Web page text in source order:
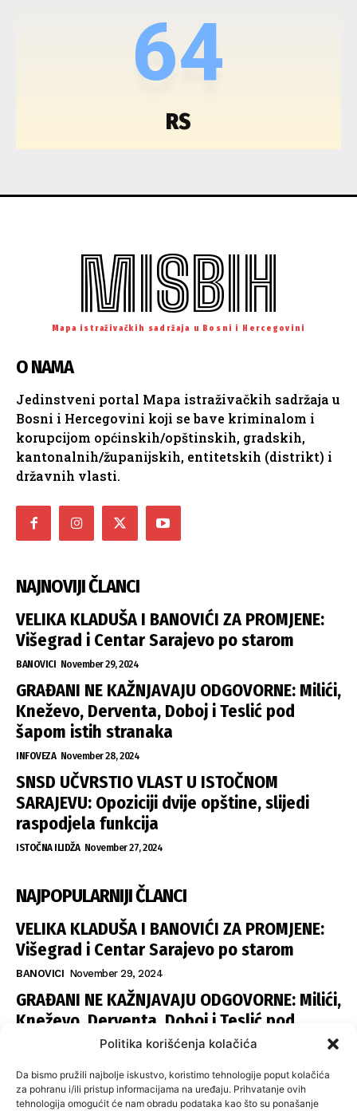
Politika korišćenja kolačića
Da bismo pružili najbolje iskustvo, koristimo tehnologije poput kolačića
za pohranu i/ili pristup informacijama na uređaju. Prihvatanje ovih
tehnologija omogućit će nam obradu podataka kao što su ponašanje
64
RS
MISBIH
Mapa istraživačkih sadržaja u Bosni i Hercegovini
O NAMA
Jedinstveni portal Mapa istraživačkih sadržaja u
Bosni i Hercegovini koji se bave kriminalom i
korupcijom općinskih/opštinskih, gradskih,
kantonalnih/županijskih, entitetskih (distrikt) i
državnih vlasti.
NAJNOVIJI ČLANCI
VELIKA KLADUŠA I BANOVIĆI ZA PROMJENE:
Višegrad i Centar Sarajevo po starom
BANOVICI November 29, 2024
GRAĐANI NE KAŽNJAVAJU ODGOVORNE: Milići,
Kneževo, Derventa, Doboj i Teslić pod
šapom istih stranaka
INFOVEZA November 28, 2024
SNSD UČVRSTIO VLAST U ISTOČNOM
SARAJEVU: Opoziciji dvije opštine, slijedi
raspodjela funkcija
ISTOČNA ILIDŽA November 27, 2024
NAJPOPULARNIJI ČLANCI
VELIKA KLADUŠA I BANOVIĆI ZA PROMJENE:
Višegrad i Centar Sarajevo po starom
BANOVICI November 29, 2024
GRAĐANI NE KAŽNJAVAJU ODGOVORNE: Milići,
Kneževo, Derventa, Doboj i Teslić pod
šapom istih stranaka
SNSD UČVRSTIO VLAST U ISTOČNOM